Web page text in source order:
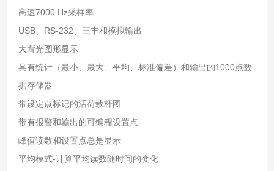
高速7000 Hz采样率
USB、RS-232、三丰和模拟输出
大背光图形显示
具有统计（最小、最大、平均、标准偏差）和输出的1000点数
据存储器
带设定点标记的活荷载杆图
带有报警和输出的可编程设置点
峰值读数和设置点总是显示
平均模式-计算平均读数随时间的变化